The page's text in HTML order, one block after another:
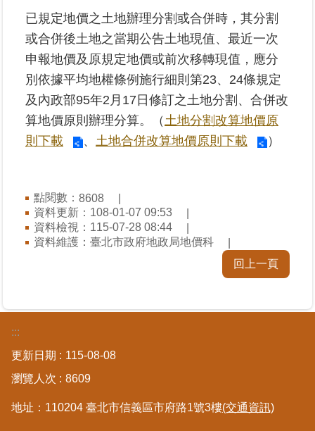
業
務
專
區
線
上
查
網
路
申
辦
專
綜
合
訊
已規定地價之土地辦理分割或合併時，其分割
或合併後土地之當期公告土地現值、最近一次
申報地價及原規定地價或前次移轉現值，應分
別依據平均地權條例施行細則第23、24條規定
及內政部95年2月17日修訂之土地分割、合併改
算地價原則辦理分算。（土地分割改算地價原
則下載
、 土地合併改算地價原則下載 ）
點閱數： 8608
資料更新：108-01-07 09:53
資料檢視：115-07-28 08:44
資料維護：臺北市政府地政局地價科
回上一頁
:::
更新日期
115-08-08
瀏覽人次
8609
地址：110204 臺北市信義區市府路1號3樓(交通資訊)